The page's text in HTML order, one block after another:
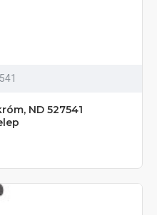
ND 527541